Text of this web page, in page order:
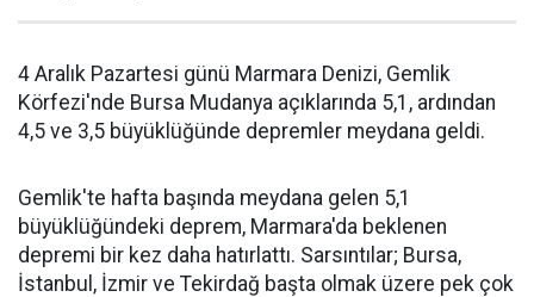
4 Aralık Pazartesi günü Marmara Denizi, Gemlik
Körfezi'nde Bursa Mudanya açıklarında 5,1, ardından
4,5 ve 3,5 büyüklüğünde depremler meydana geldi.
Gemlik'te hafta başında meydana gelen 5,1
büyüklüğündeki deprem, Marmara'da beklenen
depremi bir kez daha hatırlattı. Sarsıntılar; Bursa,
İstanbul, İzmir ve Tekirdağ başta olmak üzere pek çok